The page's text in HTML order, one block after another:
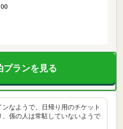
プランを見る
なようで、日帰り用のチケット
係の人は常駐していないようで